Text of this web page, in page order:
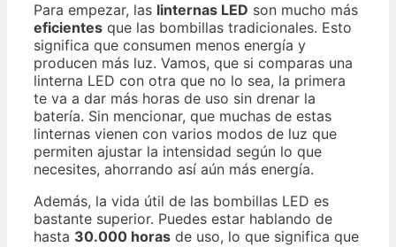
Para empezar, las linternas LED son mucho más
eficientes que las bombillas tradicionales. Esto
significa que consumen menos energía y
producen más luz. Vamos, que si comparas una
linterna LED con otra que no lo sea, la primera
te va a dar más horas de uso sin drenar la
batería. Sin mencionar, que muchas de estas
linternas vienen con varios modos de luz que
permiten ajustar la intensidad según lo que
necesites, ahorrando así aún más energía.
Además, la vida útil de las bombillas LED es
bastante superior. Puedes estar hablando de
hasta 30.000 horas de uso, lo que significa que